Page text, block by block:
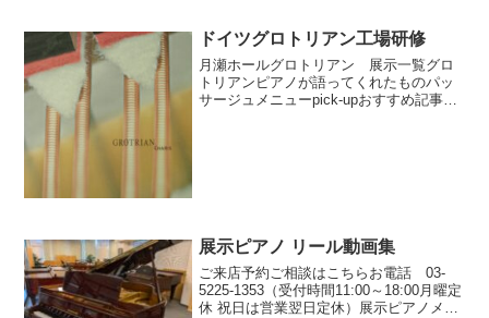
ドイツグロトリアン工場研修
月瀬ホールグロトリアン 展示一覧グロ
トリアンピアノが語ってくれたものパッ
サージュメニューpick-upおすすめ記事イ
展示ピアノ リール動画集
ご来店予約ご相談はこちらお電話 03-
5225-1353（受付時間11:00～18:00月曜定
休 祝日は営業翌日定休）展示ピアノメニ